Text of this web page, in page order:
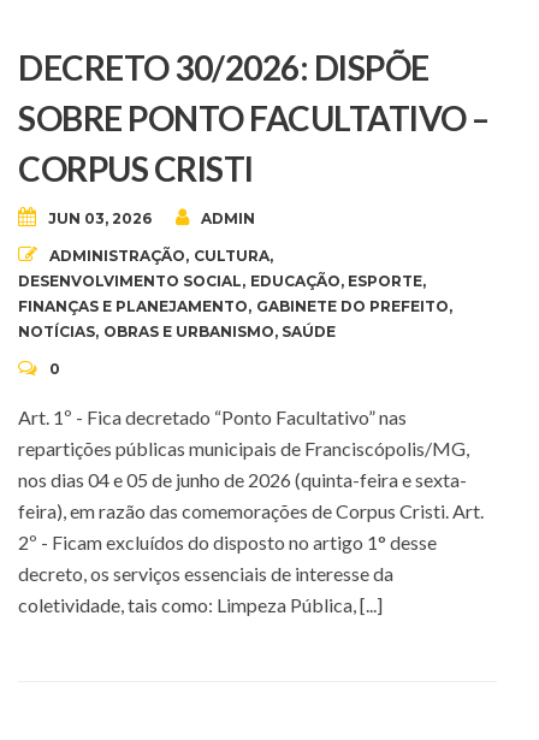
DECRETO 30/2026: DISPÕE
SOBRE PONTO FACULTATIVO –
CORPUS CRISTI
JUN 03, 2026 ADMIN
ADMINISTRAÇÃO, CULTURA,
DESENVOLVIMENTO SOCIAL, EDUCAÇÃO, ESPORTE,
FINANÇAS E PLANEJAMENTO, GABINETE DO PREFEITO,
NOTÍCIAS, OBRAS E URBANISMO, SAÚDE
0
Art. 1º - Fica decretado “Ponto Facultativo” nas
repartições públicas municipais de Franciscópolis/MG,
nos dias 04 e 05 de junho de 2026 (quinta-feira e sexta-
feira), em razão das comemorações de Corpus Cristi. Art.
2º - Ficam excluídos do disposto no artigo 1° desse
decreto, os serviços essenciais de interesse da
coletividade, tais como: Limpeza Pública, [...]